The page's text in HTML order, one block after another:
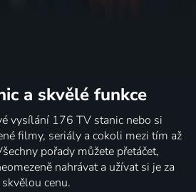
a skvělé funkce
vysílání 176 TV stanic nebo si
filmy, seriály a cokoli mezi tím až
pořady můžete přetáčet,
nahrávat a užívat si je za
skvělou cenu.